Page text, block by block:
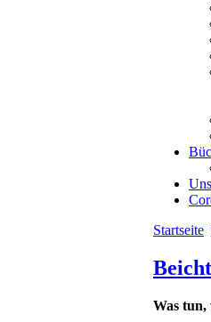
Startseite
Was tun,